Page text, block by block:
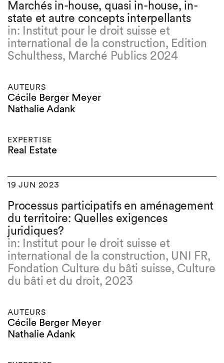
Marchés in-house, quasi in-house, in-
state et autre concepts interpellants
in: Institut pour le droit suisse et
international de la construction, Edition
Schulthess, Marché Publics 2024
AUTEURS
Cécile Berger Meyer
Nathalie Adank
EXPERTISE
Real Estate
19 JUN 2023
Processus participatifs en aménagement
du territoire: Quelles exigences
juridiques?
in: Institut pour le droit suisse et
international de la construction, UNI FR,
Fondation Culture du bâti suisse, Culture
du bâti et du droit, 2023
AUTEURS
Cécile Berger Meyer
Nathalie Adank